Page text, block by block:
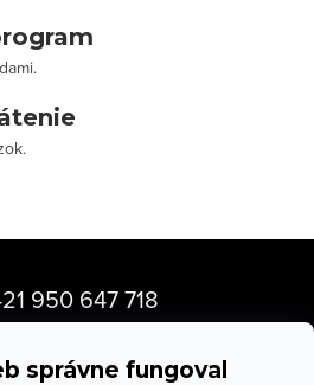
správne fungoval
950 647 718